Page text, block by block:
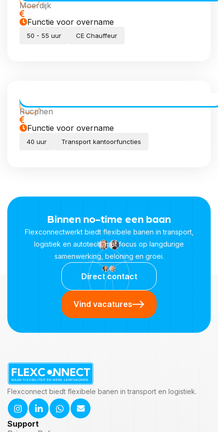
Moerdijk
Functie voor overname
50 - 55 uur CE Chauffeur
Transport Coördinator (meewerkend)
Rucphen
Functie voor overname
40 uur Transport kantoorfuncties
Binnen no-time een baan
Flexconnectwerkt biedt flexibele banen in transport,
logistiek en autotech, met focus op langdurige
samenwerking, beloning en groei.
Direct contact
Vind vacatures
Flexconnect biedt flexibele banen in transport en logistiek.
Support